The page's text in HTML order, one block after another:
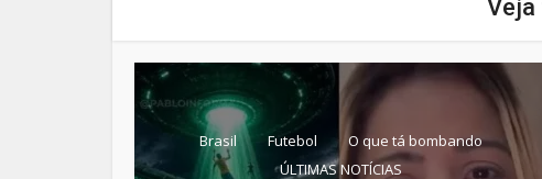
Veja
Brasil Futebol
O que tá bombando
ÚLTIMAS NOTÍCIAS